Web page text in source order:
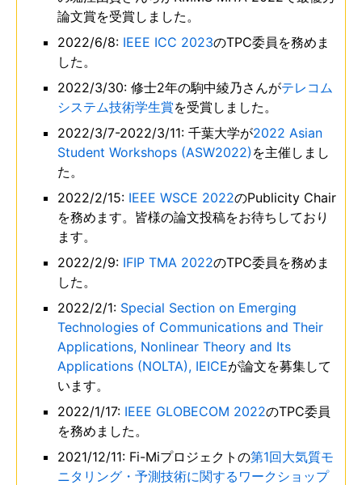
論文賞を受賞しました。
2022/6/8: IEEE ICC 2023のTPC委員を務めま
した。
2022/3/30: 修士2年の駒中綾乃さんがテレコム
システム技術学生賞を受賞しました。
2022/3/7-2022/3/11: 千葉大学が2022 Asian
Student Workshops (ASW2022) を主催しまし
た。
2022/2/15: IEEE WSCE 2022のPublicity Chair
を務めます。皆様の論文投稿をお待ちしており
ます。
2022/2/9: IFIP TMA 2022のTPC委員を務めま
した。
2022/2/1: Special Section on Emerging
Technologies of Communications and Their
Applications, Nonlinear Theory and Its
Applications (NOLTA), IEICEが論文を募集して
います。
2022/1/17: IEEE GLOBECOM 2022のTPC委員
を務めました。
2021/12/11: Fi-Miプロジェクトの第1回大気質モ
ニタリング・予測技術に関するワークショップ